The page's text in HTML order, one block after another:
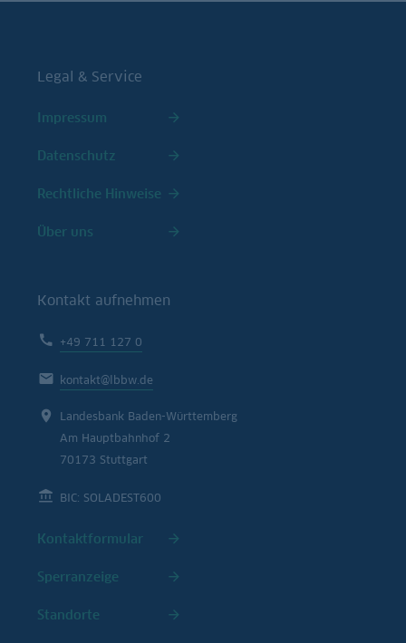
Legal & Service
Impressum
Datenschutz
Rechtliche Hinweise
Über uns
Kontakt aufnehmen
+49 711 127 0
kontakt@lbbw.de
Landesbank Baden-Württemberg
Am Hauptbahnhof 2
70173 Stuttgart
BIC: SOLADEST600
Kontaktformular
Sperranzeige
Standorte